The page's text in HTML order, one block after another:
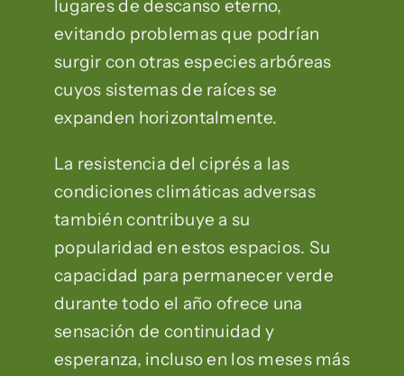
lugares de descanso eterno,
evitando problemas que podrían
surgir con otras especies arbóreas
cuyos sistemas de raíces se
expanden horizontalmente.
La resistencia del ciprés a las
condiciones climáticas adversas
también contribuye a su
popularidad en estos espacios. Su
capacidad para permanecer verde
durante todo el año ofrece una
sensación de continuidad y
esperanza, incluso en los meses más